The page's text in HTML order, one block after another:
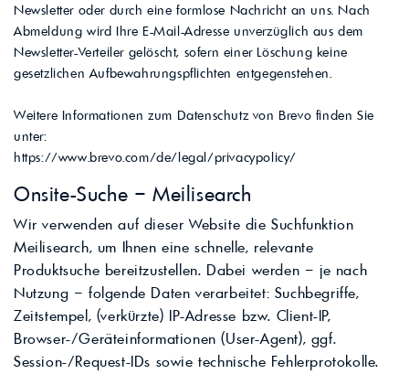
Newsletter oder durch eine formlose Nachricht an uns. Nach
Abmeldung wird Ihre E-Mail-Adresse unverzüglich aus dem
Newsletter-Verteiler gelöscht, sofern einer Löschung keine
gesetzlichen Aufbewahrungspflichten entgegenstehen.
Weitere Informationen zum Datenschutz von Brevo finden Sie
unter:
https://www.brevo.com/de/legal/privacypolicy/
Onsite-Suche – Meilisearch
Wir verwenden auf dieser Website die Suchfunktion
Meilisearch, um Ihnen eine schnelle, relevante
Produktsuche bereitzustellen. Dabei werden – je nach
Nutzung – folgende Daten verarbeitet: Suchbegriffe,
Zeitstempel, (verkürzte) IP-Adresse bzw. Client-IP,
Browser-/Geräteinformationen (User-Agent), ggf.
Session-/Request-IDs sowie technische Fehlerprotokolle.